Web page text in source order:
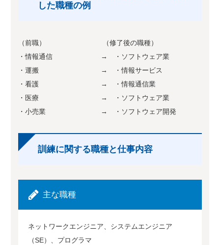
した職種の例
（前職） （修了後の職種）
・情報通信 → ・ソフトウェア業
・運搬 → ・情報サービス
・看護 → ・情報通信業
・医療 → ・ソフトウェア業
・小売業 → ・ソフトウェア開発
訓練に関する職種と仕事内容
主な職種
ネットワークエンジニア、システムエンジニア
（SE）、プログラマ